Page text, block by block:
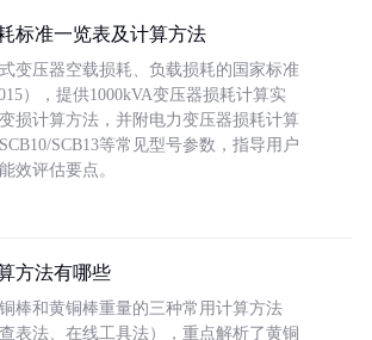
标准一览表及计算方法
变压器空载损耗、负载损耗的国家标准
），提供1000kVA变压器损耗计算实
损计算方法，并附电力变压器损耗计算
SCB13等常见型号参数，指导用户
效评估要点。
方法有哪些
棒和黄铜棒重量的三种常用计算方法
表法、在线工具法），重点解析了黄铜